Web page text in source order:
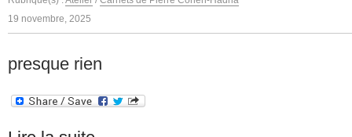
19 novembre, 2025
presque rien